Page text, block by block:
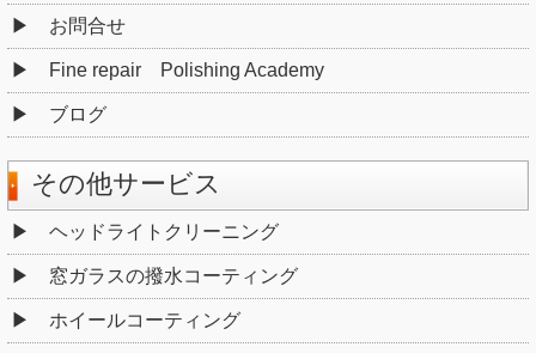
お問合せ
Fine repair Polishing Academy
ブログ
その他サービス
ヘッドライトクリーニング
窓ガラスの撥水コーティング
ホイールコーティング